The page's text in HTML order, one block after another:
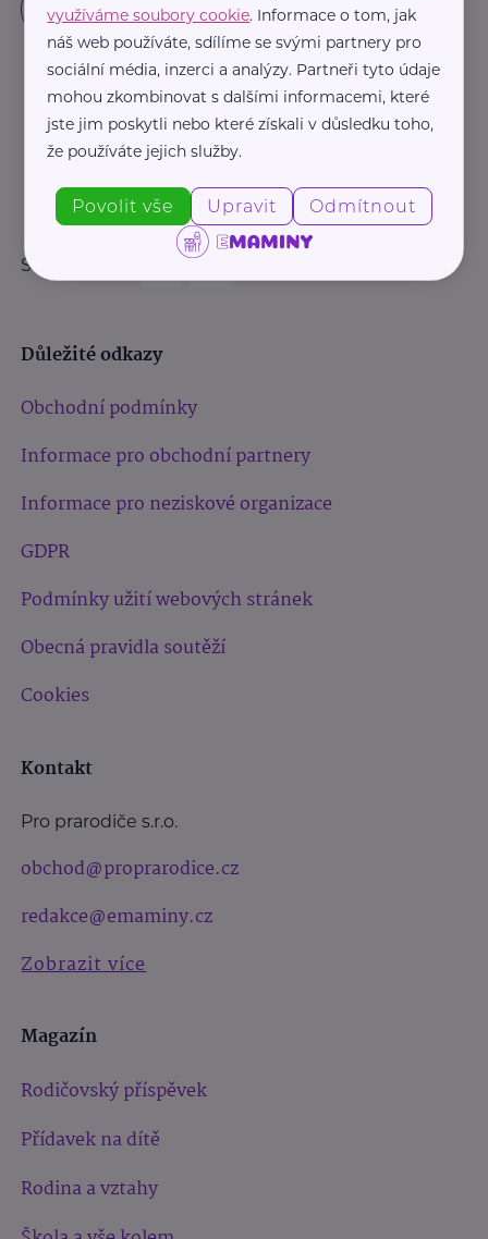
Sledujte nás:
Důležité odkazy
Obchodní podmínky
Informace pro obchodní partnery
Informace pro neziskové organizace
GDPR
Podmínky užití webových stránek
Obecná pravidla soutěží
Cookies
Kontakt
Pro prarodiče s.r.o.
obchod@proprarodice.cz
redakce@emaminy.cz
Zobrazit více
Magazín
Rodičovský příspěvek
Přídavek na dítě
Rodina a vztahy
využíváme soubory cookie. Informace o tom, jak
náš web používáte, sdílíme se svými partnery pro
sociální média, inzerci a analýzy. Partneři tyto údaje
mohou zkombinovat s dalšími informacemi, které
jste jim poskytli nebo které získali v důsledku toho,
že používáte jejich služby.
Povolit vše Upravit Odmítnout